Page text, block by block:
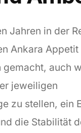
Jahren in der
Ankara Appetit
gemacht, auch
jeweiligen
zu stellen, ein
die Stabilität